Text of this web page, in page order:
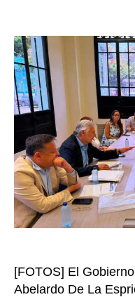
[FOTOS] El
Abelardo De La